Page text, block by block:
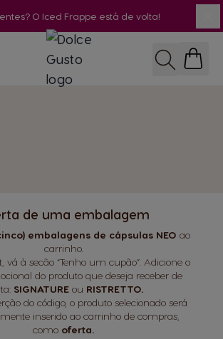
O Iced Frappe está de volta!
Pesquisar
de uma embalagem
embalagens de cápsulas NEO ao
carrinho.
vá à secão “Tenho um cupão”. Adicione o
do produto que deseja receber de
SIGNATURE ou RISTRETTO.
do código, o produto selecionado será
inserido ao carrinho de compras,
como oferta.